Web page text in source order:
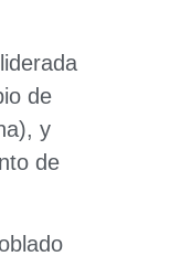
de
y
de